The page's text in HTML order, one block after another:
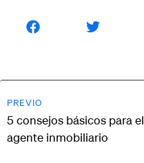
PREVIO
5 consejos básicos para el
agente inmobiliario